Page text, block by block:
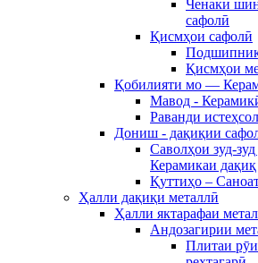
Ченаки
сафолӣ
Қисмҳои сафолӣ
Қисмҳои
Қобилияти мо —
Мавод -
Раванди
Дониш - дақиқии
Саволҳои зуд-
Керамикаи дақиқ
Қуттиҳо –
Ҳалли дақиқи металлӣ
Ҳалли яктарафаи
Андозагирии
Плитаи